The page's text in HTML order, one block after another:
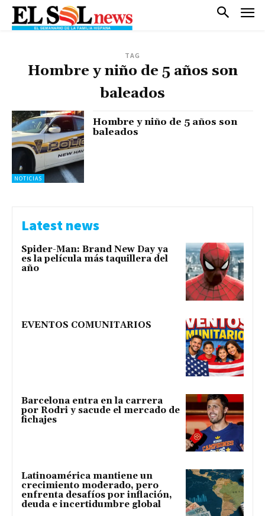
TAG
Hombre y niño de 5 años son
baleados
NOTICIAS
Hombre y niño de 5 años son
baleados
Latest news
Spider-Man: Brand New Day ya
es la película más taquillera del
año
EVENTOS COMUNITARIOS
Barcelona entra en la carrera
por Rodri y sacude el mercado de
fichajes
Latinoamérica mantiene un
crecimiento moderado, pero
enfrenta desafíos por inflación,
deuda e incertidumbre global